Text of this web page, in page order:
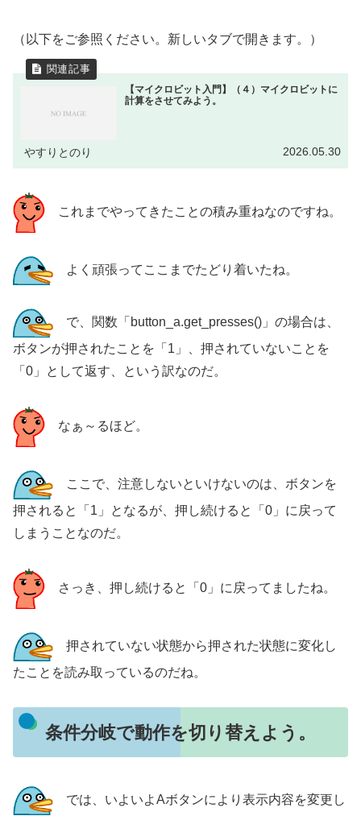
（以下をご参照ください。新しいタブで開きます。）
【マイクロビット入門】（４）マイクロビットに
計算をさせてみよう。
やすりとのり 2026.05.30
これまでやってきたことの積み重ねなのですね。
よく頑張ってここまでたどり着いたね。
で、関数「button_a.get_presses()」の場合は、
ボタンが押されたことを「1」、押されていないことを
「0」として返す、という訳なのだ。
なぁ～るほど。
ここで、注意しないといけないのは、ボタンを
押されると「1」となるが、押し続けると「0」に戻って
しまうことなのだ。
さっき、押し続けると「0」に戻ってましたね。
押されていない状態から押された状態に変化し
たことを読み取っているのだね。
条件分岐で動作を切り替えよう。
では、いよいよAボタンにより表示内容を変更し